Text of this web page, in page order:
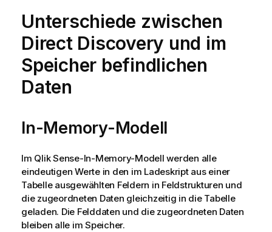
Unterschiede zwischen
Direct Discovery und im
Speicher befindlichen
Daten
In-Memory-Modell
Im Qlik Sense-In-Memory-Modell werden alle
eindeutigen Werte in den im Ladeskript aus einer
Tabelle ausgewählten Feldern in Feldstrukturen und
die zugeordneten Daten gleichzeitig in die Tabelle
geladen. Die Felddaten und die zugeordneten Daten
bleiben alle im Speicher.